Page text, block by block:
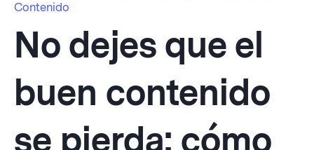
Contenido
No dejes que el
buen contenido
se pierda: cómo